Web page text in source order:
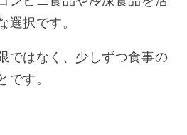
選択です。
ではなく、少しずつ食事の
です。